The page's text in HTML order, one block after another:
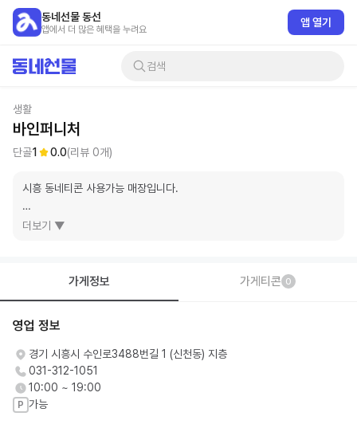
동네선물 동선
앱에서 더 많은 혜택을 누려요
앱 열기
검색
생활
바인퍼니처
단골1 0.0(리뷰 0개)
시흥 동네티콘 사용가능 매장입니다.
시간이 흘러도 변치 않는 가치를 담다, 바인퍼니처
요한 순간들을 함께하는 소중한 존재입니다.
더보기 ▼
가게정보 가게티콘 0
영업 정보
경기 시흥시 수인로3488번길 1 (신천동) 지층
031-312-1051
10:00 ~ 19:00
P 가능